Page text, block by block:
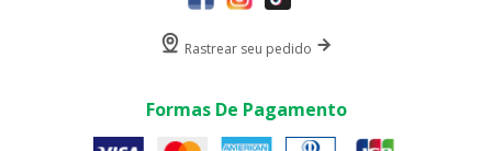
Rastrear seu pedido
Formas De Pagamento